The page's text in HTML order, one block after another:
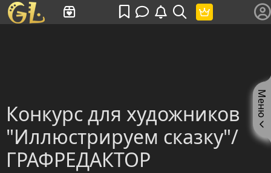
Конкурс для художников
"Иллюстрируем сказку"/
ГРАФРЕДАКТОР
Меню